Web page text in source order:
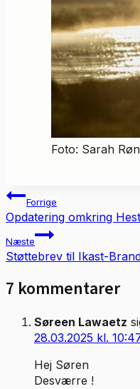
Foto: Sarah
Indlægsnavigation
Forrige
Opdatering omkring
Næste
Støttebrev til Ikast-
7 kommentarer
Søreen Lawaetz
28.03.2025 kl.
Hej Søren
Desværre !